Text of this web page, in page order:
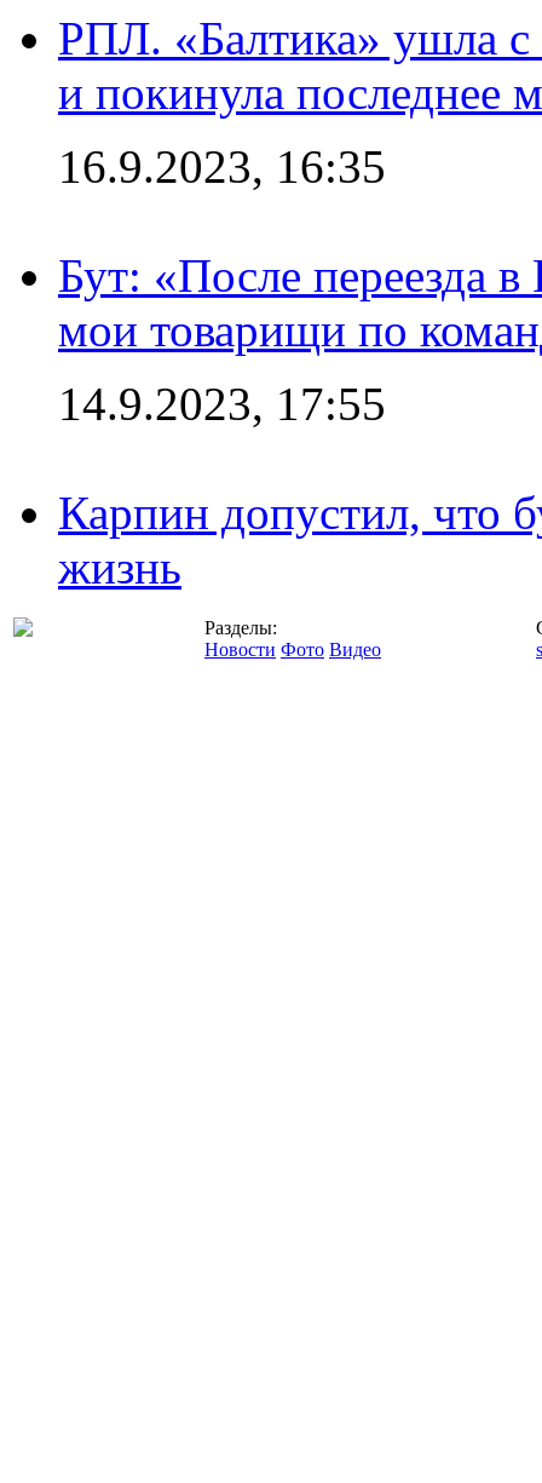
РПЛ. «Балтика» ушла с
и покинула последнее
16.9.2023, 16:35
Бут: «После переезда
мои товарищи по
14.9.2023, 17:55
Карпин допустил, что
жизнь
Разделы:
Новости Фото Видео